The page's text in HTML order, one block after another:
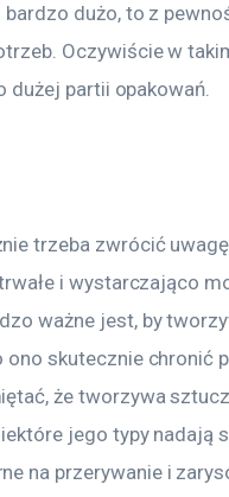
dużo, to z
Oczywiście w
dużej partii opakowań.
trzeba zwrócić
i wystarczająco
ważne jest, by
skutecznie chronić
że tworzywa
jego typy nadają
na przerywanie i